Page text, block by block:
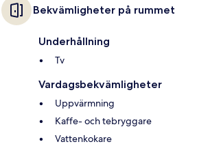
Bekvämligheter på rummet
Underhållning
Tv
Vardagsbekvämligheter
Uppvärmning
Kaffe- och tebryggare
Vattenkokare